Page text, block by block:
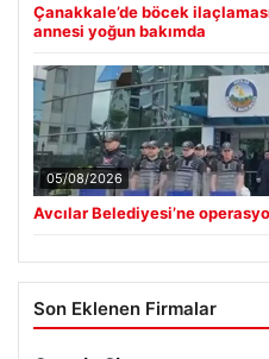
Çanakkale’de böcek
annesi yoğun bakımda
05/08/2026
Avcılar Belediyesi’ne
Son Eklenen Firmalar